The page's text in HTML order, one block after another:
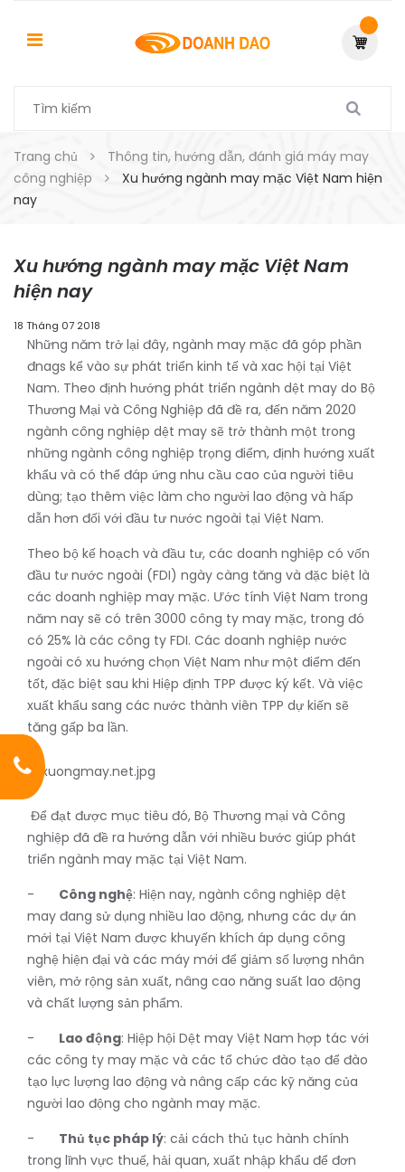
Trang chủ
Thông tin, hướng dẫn, đánh giá máy may
công nghiệp
Xu hướng ngành may mặc Việt Nam hiện
nay
Xu hướng ngành may mặc Việt Nam
hiện nay
18 Tháng 07 2018
Những năm trở lại đây, ngành may mặc đã góp phần
đnags kể vào sự phát triển kinh tế và xac hội tại Việt
Nam. Theo định hướng phát triển ngành dệt may do Bộ
Thương Mại và Công Nghiệp đã đề ra, đến năm 2020
ngành công nghiệp dệt may sẽ trở thành một trong
những ngành công nghiệp trọng điểm, định hướng xuất
khẩu và có thể đáp ứng nhu cầu cao của người tiêu
dùng; tạo thêm việc làm cho người lao động và hấp
dẫn hơn đối với đầu tư nước ngoài tại Việt Nam.
Theo bộ kế hoạch và đầu tư, các doanh nghiệp có vốn
đầu tư nước ngoài (FDI) ngày càng tăng và đặc biệt là
các doanh nghiệp may mặc. Ước tính Việt Nam trong
năm nay sẽ có trên 3000 công ty may mặc, trong đó
có 25% là các công ty FDI. Các doanh nghiệp nước
ngoài có xu hướng chọn Việt Nam như một điểm đến
tốt, đặc biệt sau khi Hiệp định TPP được ký kết. Và việc
xuất khẩu sang các nước thành viên TPP dự kiến sẽ
tăng gấp ba lần.
Để đạt được mục tiêu đó, Bộ Thương mại và Công
nghiệp đã đề ra hướng dẫn với nhiều bước giúp phát
triển ngành may mặc tại Việt Nam.
-
Công nghệ: Hiện nay, ngành công nghiệp dệt
may đang sử dụng nhiều lao động, nhưng các dự án
mới tại Việt Nam được khuyến khích áp dụng công
nghệ hiện đại và các máy mới để giảm số lượng nhân
viên, mở rộng sản xuất, nâng cao năng suất lao động
và chất lượng sản phẩm.
-
Lao động: Hiệp hội Dệt may Việt Nam hợp tác với
các công ty may mặc và các tổ chức đào tạo để đào
tạo lực lượng lao động và nâng cấp các kỹ năng của
người lao động cho ngành may mặc.
-
Thủ tục pháp lý: cải cách thủ tục hành chính
trong lĩnh vực thuế, hải quan, xuất nhập khẩu để đơn